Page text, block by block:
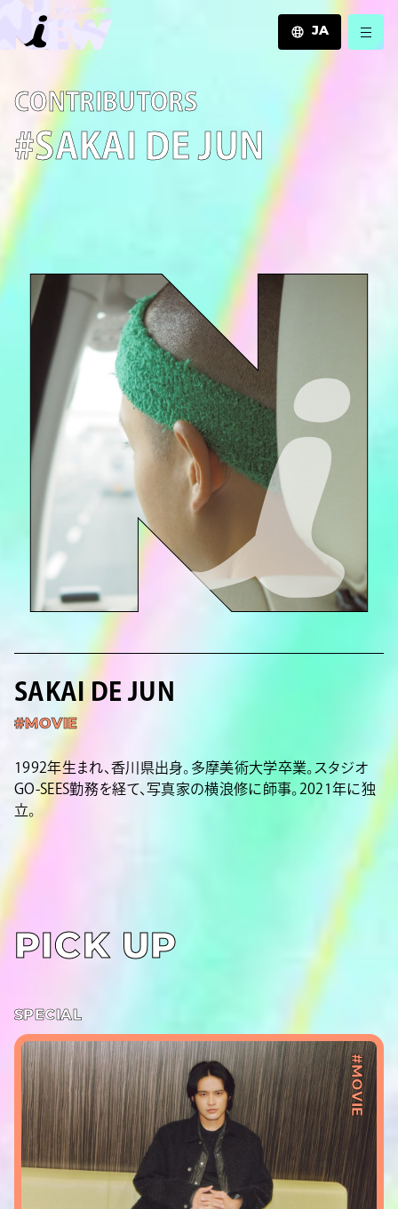
JA
C­O­N­T­R­I­B­U­T­O­R­S
#SAKAI DE JUN
SAKAI DE JUN
#MOVIE
1992年生まれ、香川県出身。多摩美術大学卒業。スタジオ
GO-SEES勤務を経て、写真家の横浪修に師事。2021年に独
立。
PICK UP
SPECIAL
#MOVIE